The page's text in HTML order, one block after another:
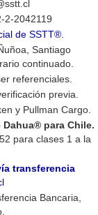
SAN.
SATA de
paralelo,
10, 50, 60,
(para
SMB,
discos
y hasta
de
como un
que
con los
según
2-2042119
de SSTT®.
Santiago
continuado.
referenciales.
previa.
y Pullman Cargo.
para Chile.
para clases 1 a la
transferencia
Bancaria,